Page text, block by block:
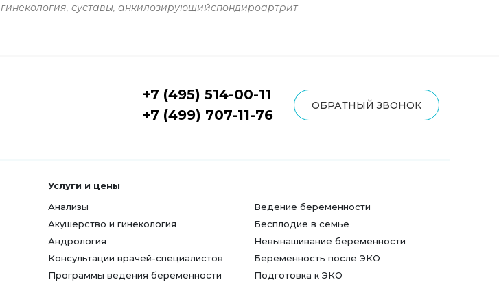
гинекология, суставы, анкилозирующийспондироартрит
+7 (495) 514-00-11
+7 (499) 707-11-76
ОБРАТНЫЙ ЗВОНОК
Услуги и цены
Анализы
Акушерство и гинекология
Андрология
Консультации врачей-специалистов
Программы ведения беременности
Ведение беременности
Бесплодие в семье
Невынашивание беременности
Беременность после ЭКО
Подготовка к ЭКО